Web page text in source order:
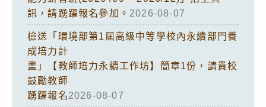
訊，請踴躍報名參加。 2026-08-07
檢送「環境部第1屆高級中等學校內永續部門養
成培力計
畫」【教師培力永續工作坊】簡章1份，請貴校
鼓勵教師
踴躍報名2026-08-07